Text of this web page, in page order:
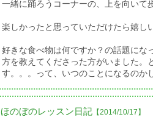
一緒に踊ろうコーナーの、上を向いて
楽しかったと思っていただけたら嬉し
好きな食べ物は何ですか？の話題にな
方を教えてくださった方がいました。
す。。。って、いつのことになるのか
ほのぼのレッスン日記 【2014/10/17】